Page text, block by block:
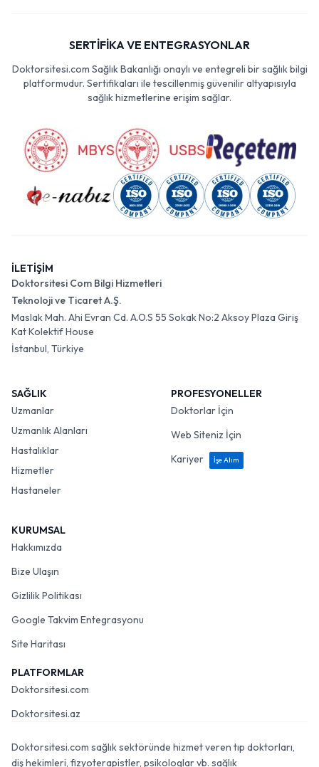
SERTİFİKA VE ENTEGRASYONLAR
Doktorsitesi.com Sağlık Bakanlığı onaylı ve entegreli bir sağlık bilgi
platformudur. Sertifikaları ile tescillenmiş güvenilir altyapısıyla
sağlık hizmetlerine erişim sağlar.
İLETİŞİM
Doktorsitesi Com Bilgi Hizmetleri
Teknoloji ve Ticaret A.Ş.
Maslak Mah. Ahi Evran Cd. A.O.S 55 Sokak No:2 Aksoy Plaza Giriş
Kat Kolektif House
İstanbul, Türkiye
SAĞLIK
Uzmanlar
Uzmanlık Alanları
Hastalıklar
Hizmetler
Hastaneler
PROFESYONELLER
Doktorlar İçin
Web Siteniz İçin
Kariyer
İşe Alım
KURUMSAL
Hakkımızda
Bize Ulaşın
Gizlilik Politikası
Google Takvim Entegrasyonu
Site Haritası
PLATFORMLAR
Doktorsitesi.com
Doktorsitesi.az
Doktorsitesi.com sağlık sektöründe hizmet veren tıp doktorları,
diş hekimleri, fizyoterapistler, psikologlar vb. sağlık